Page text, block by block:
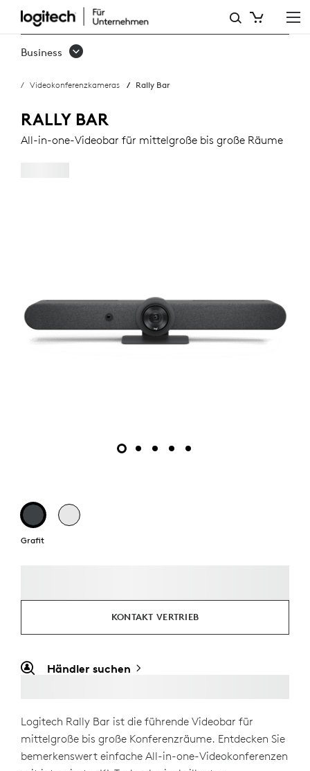
RALLY
BAR
Business
Videokonferenzkameras Rally Bar
RALLY BAR
All-in-one-Videobar für mittelgroße bis große Räume
Grafit
KONTAKT VERTRIEB
Händler suchen
Logitech Rally Bar ist die führende Videobar für
mittelgroße bis große Konferenzräume. Entdecken Sie
bemerkenswert einfache All-in-one-Videokonferenzen